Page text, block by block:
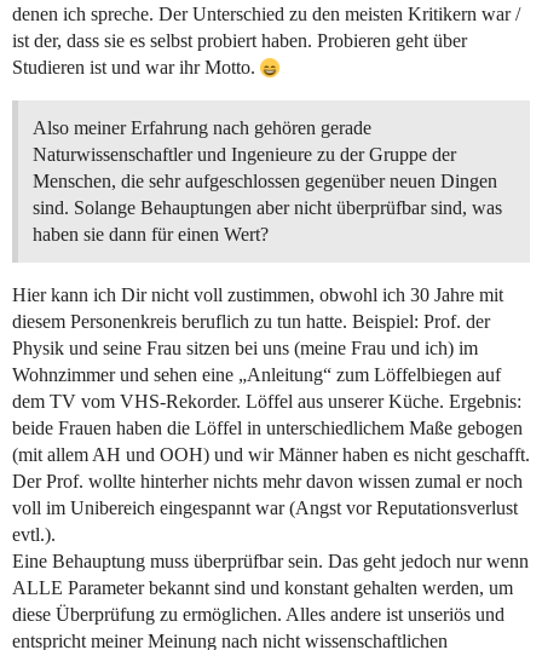
denen ich spreche. Der Unterschied zu den meisten Kritikern war /
ist der, dass sie es selbst probiert haben. Probieren geht über
Studieren ist und war ihr Motto.
Also meiner Erfahrung nach gehören gerade
Naturwissenschaftler und Ingenieure zu der Gruppe der
Menschen, die sehr aufgeschlossen gegenüber neuen Dingen
sind. Solange Behauptungen aber nicht überprüfbar sind, was
haben sie dann für einen Wert?
Hier kann ich Dir nicht voll zustimmen, obwohl ich 30 Jahre mit
diesem Personenkreis beruflich zu tun hatte. Beispiel: Prof. der
Physik und seine Frau sitzen bei uns (meine Frau und ich) im
Wohnzimmer und sehen eine „Anleitung“ zum Löffelbiegen auf
dem TV vom VHS-Rekorder. Löffel aus unserer Küche. Ergebnis:
beide Frauen haben die Löffel in unterschiedlichem Maße gebogen
(mit allem AH und OOH) und wir Männer haben es nicht geschafft.
Der Prof. wollte hinterher nichts mehr davon wissen zumal er noch
voll im Unibereich eingespannt war (Angst vor Reputationsverlust
evtl.).
Eine Behauptung muss überprüfbar sein. Das geht jedoch nur wenn
ALLE Parameter bekannt sind und konstant gehalten werden, um
diese Überprüfung zu ermöglichen. Alles andere ist unseriös und
entspricht meiner Meinung nach nicht wissenschaftlichen